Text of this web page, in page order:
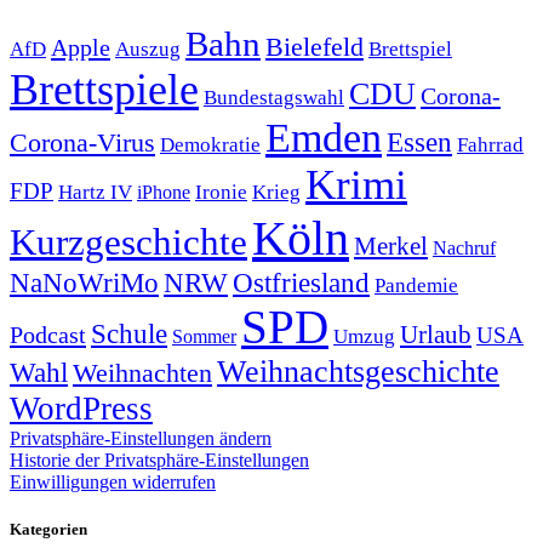
AfD Apple Auszug Bahn Bielefeld Brettspiel
Brettspiele Bundestagswahl CDUCorona-
Corona-Virus Demokratie Emden Essen Fahrrad
FDP Hartz IV iPhone Ironie Krieg Krimi
KurzgeschichteKöln Merkel Nachruf
NaNoWriMo NRWOstfriesland Pandemie
Podcast Schule Sommer SPD Umzug Urlaub USA
Wahl Weihnachten Weihnachtsgeschichte
WordPress
Privatsphäre-Einstellungen ändern
Historie der Privatsphäre-Einstellungen
Einwilligungen widerrufen
Kategorien